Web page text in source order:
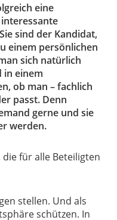
eine
sind der Kandidat,
einem persönlichen
sich natürlich
in einem
ob man – fachlich
passt. Denn
gerne und sie
werden.
für alle Beteiligten
stellen. Und als
schützen. In